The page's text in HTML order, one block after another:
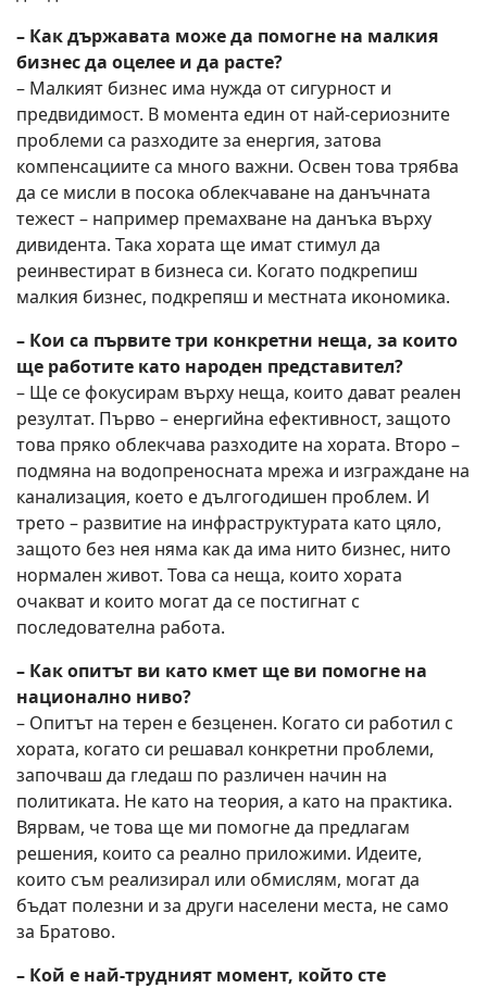
– Как държавата може да помогне на малкия
бизнес да оцелее и да расте?
– Малкият бизнес има нужда от сигурност и
предвидимост. В момента един от най-сериозните
проблеми са разходите за енергия, затова
компенсациите са много важни. Освен това трябва
да се мисли в посока облекчаване на данъчната
тежест – например премахване на данъка върху
дивидента. Така хората ще имат стимул да
реинвестират в бизнеса си. Когато подкрепиш
малкия бизнес, подкрепяш и местната икономика.
– Кои са първите три конкретни неща, за които
ще работите като народен представител?
– Ще се фокусирам върху неща, които дават реален
резултат. Първо – енергийна ефективност, защото
това пряко облекчава разходите на хората. Второ –
подмяна на водопреносната мрежа и изграждане на
канализация, което е дългогодишен проблем. И
трето – развитие на инфраструктурата като цяло,
защото без нея няма как да има нито бизнес, нито
нормален живот. Това са неща, които хората
очакват и които могат да се постигнат с
последователна работа.
– Как опитът ви като кмет ще ви помогне на
национално ниво?
– Опитът на терен е безценен. Когато си работил с
хората, когато си решавал конкретни проблеми,
започваш да гледаш по различен начин на
политиката. Не като на теория, а като на практика.
Вярвам, че това ще ми помогне да предлагам
решения, които са реално приложими. Идеите,
които съм реализирал или обмислям, могат да
бъдат полезни и за други населени места, не само
за Братово.
– Кой е най-трудният момент, който сте